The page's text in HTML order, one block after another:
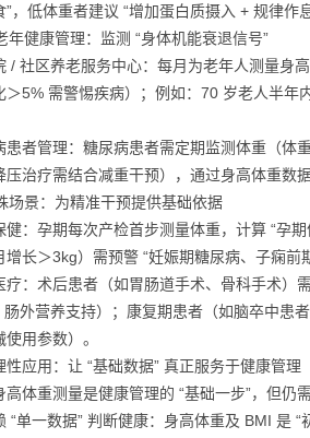
”，低体重者建议 “增加蛋白质摄入 + 规律作
年健康管理：监测 “身体机能衰退信号”
/ 社区养老服务中心：每月为老年人测量身
＞5% 需警惕疾病）；例如：70 岁老人半年
患者管理：糖尿病患者需定期监测体重（体
压治疗需结合减重干预），通过身高体重数
场景：为精准干预提供基础依据
健：孕期每次产检首步测量体重，计算 “孕
增长＞3kg）需预警 “妊娠期糖尿病、子痫前
疗：术后患者（如胃肠道手术、骨科手术）
肠外营养支持）；康复期患者（如脑卒中患
使用参数）。
性应用：让 “基础数据” 真正服务于健康管理
高体重测量是健康管理的 “基础一步”，但仍
“单一数据” 判断健康：身高体重及 BMI 是